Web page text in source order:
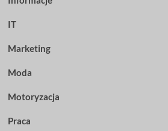
IT
Marketing
Moda
Motoryzacja
Praca